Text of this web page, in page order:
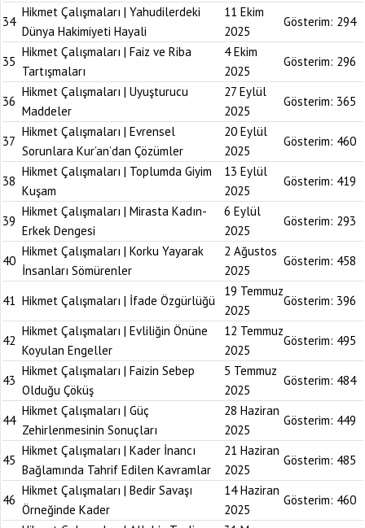
34
Hikmet Çalışmaları | Yahudilerdeki
Dünya Hakimiyeti Hayali
11 Ekim
2025
Gösterim: 294
35
Hikmet Çalışmaları | Faiz ve Riba
Tartışmaları
4 Ekim
2025
Gösterim: 296
36
Hikmet Çalışmaları | Uyuşturucu
Maddeler
27 Eylül
2025
Gösterim: 365
37
Hikmet Çalışmaları | Evrensel
Sorunlara Kur’an’dan Çözümler
20 Eylül
2025
Gösterim: 460
38
Hikmet Çalışmaları | Toplumda Giyim
Kuşam
13 Eylül
2025
Gösterim: 419
39
Hikmet Çalışmaları | Mirasta Kadın-
Erkek Dengesi
6 Eylül
2025
Gösterim: 293
40
Hikmet Çalışmaları | Korku Yayarak
İnsanları Sömürenler
2 Ağustos
2025
Gösterim: 458
41 Hikmet Çalışmaları | İfade Özgürlüğü
19 Temmuz
2025
Gösterim: 396
42
Hikmet Çalışmaları | Evliliğin Önüne
Koyulan Engeller
12 Temmuz
2025
Gösterim: 495
43
Hikmet Çalışmaları | Faizin Sebep
Olduğu Çöküş
5 Temmuz
2025
Gösterim: 484
44
Hikmet Çalışmaları | Güç
Zehirlenmesinin Sonuçları
28 Haziran
2025
Gösterim: 449
45
Hikmet Çalışmaları | Kader İnancı
Bağlamında Tahrif Edilen Kavramlar
21 Haziran
2025
Gösterim: 485
46
Hikmet Çalışmaları | Bedir Savaşı
Örneğinde Kader
14 Haziran
2025
Gösterim: 460